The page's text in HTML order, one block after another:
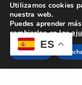
ES
Utilizamos cookies
nuestra web.
Puedes aprender
cambiarlas en los
Aceptar